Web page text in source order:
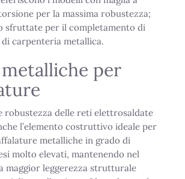
per la massima robustezza;
sfruttate per il completamento di
carpenteria metallica.
per
robustezza delle reti elettrosaldate
l’elemento costruttivo ideale per
metalliche in grado di
molto elevati, mantenendo nel
maggior leggerezza strutturale